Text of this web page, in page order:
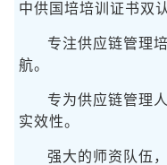
中供国培培训证书双
专注供应链管理
航。
专为供应链管理
实效性。
强大的师资队伍